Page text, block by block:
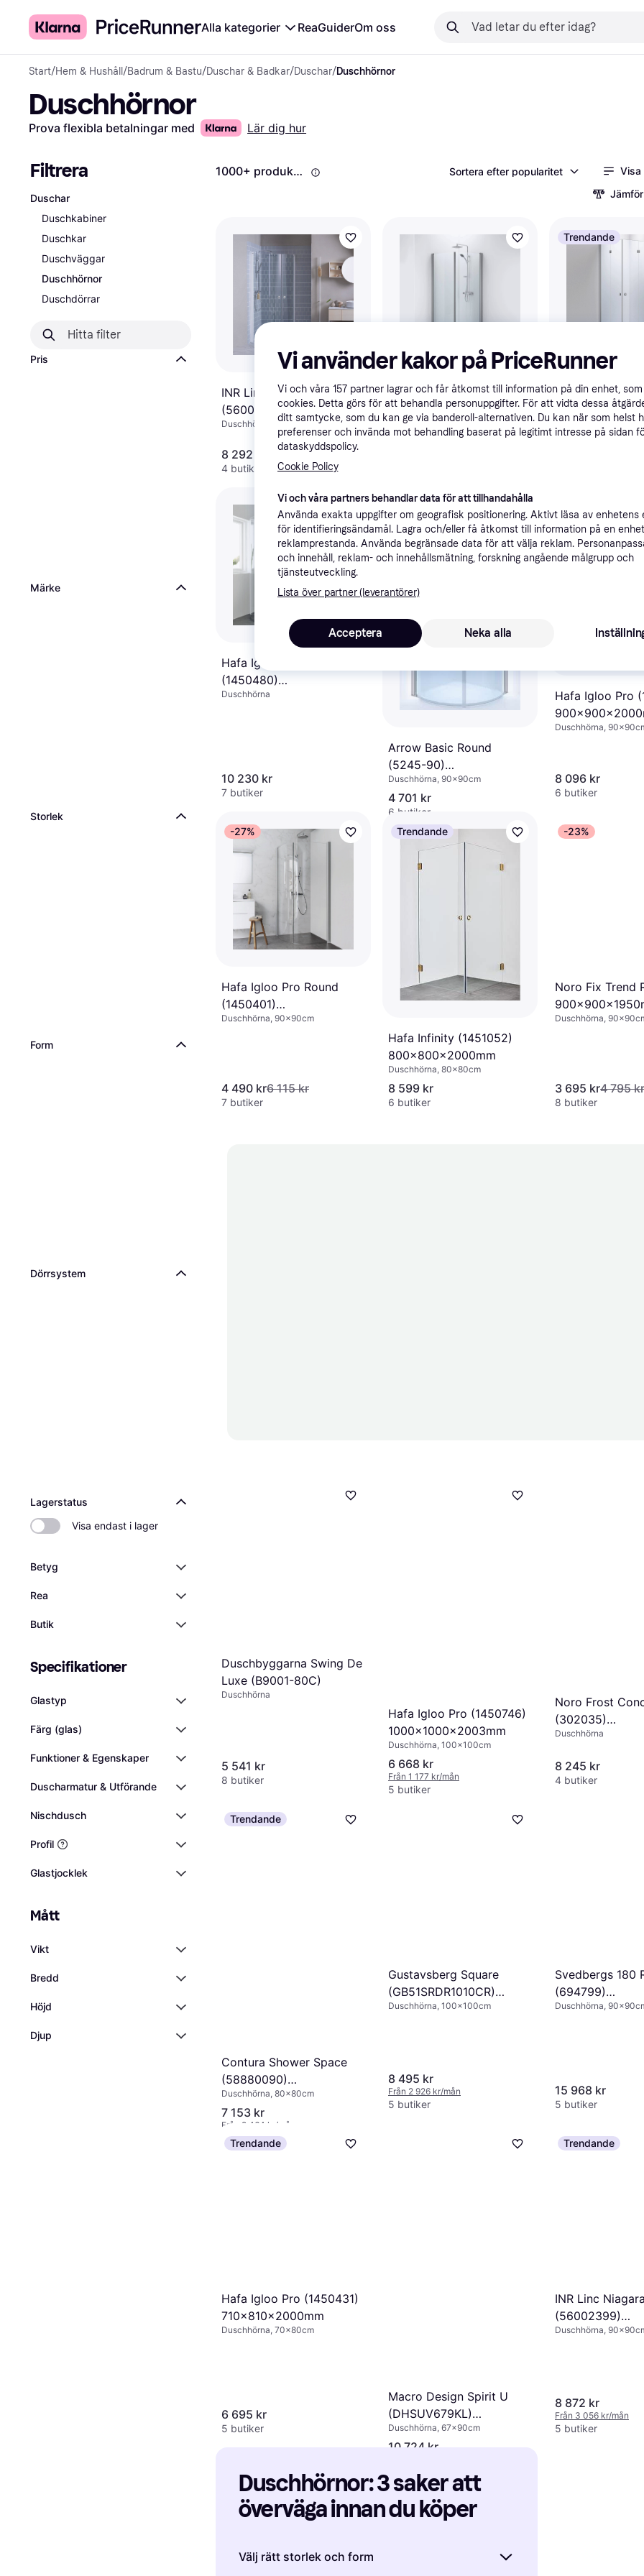
Alla kategorier ReaGuiderOm oss
Start/Hem & Hushåll /Badrum & Bastu/Duschar & Badkar/Duschar/Duschhörnor
Duschhörnor
Prova flexibla betalningar med Lär dig hur
Filtrera
Duschar
Duschkabiner
Duschkar
Duschväggar
Duschhörnor
Duschdörrar
Pris
Märke
Storlek
Form
Dörrsystem
Lagerstatus
Visa endast i lager
Betyg
Rea
Butik
Specifikationer
Glastyp
Färg (glas)
Funktioner & Egenskaper
Duscharmatur & Utförande
Nischdusch
Profil
Glastjocklek
Mått
Vikt
Bredd
Höjd
Djup
1000+ produkter Sortera efter popularitet
Visa
INR Linc Niagara
(56002388)
800x800x2000mm
Duschhörna, 80x80cm
8 292 kr
4 butiker
Ifö Space (058990090)
900x900x2000mm
Duschhörna, 90x90cm
Trendande
INR Linc Angel
(512102989)
Duschhörna,
Hafa Igloo Pro U
(1450480)
950x800x2000mm
Duschhörna
10 230 kr
7 butiker
Arrow Basic Round
(5245-90)
900x900x1900mm
Duschhörna, 90x90cm
4 701 kr
6 butiker
Hafa Igloo Pro
Duschhörna,
8 096 kr
6 butiker
-27%
Hafa Igloo Pro Round
(1450401)
900x900x2000mm
Duschhörna, 90x90cm
4 490 kr6 115 kr
7 butiker
Trendande
Hafa Infinity (1451052)
800x800x2000mm
Duschhörna, 80x80cm
8 599 kr
6 butiker
-23%
Noro Fix Trend
Duschhörna,
3 695 kr4 795 kr
8 butiker
Duschbyggarna Swing De
Luxe (B9001-80C)
Duschhörna
5 541 kr
8 butiker
Hafa Igloo Pro (1450746)
1000x1000x2003mm
Duschhörna, 100x100cm
6 668 kr
Från 1 177 kr/mån
5 butiker
Noro Frost
(302035)
Duschhörna
8 245 kr
4 butiker
Trendande
Contura Shower Space
(58880090)
800x800x2000mm
Duschhörna, 80x80cm
7 153 kr
Från 2 464 kr/mån
5 butiker
Gustavsberg Square
(GB51SRDR1010CR)
990x990x2000mm
Duschhörna, 100x100cm
8 495 kr
Från 2 926 kr/mån
5 butiker
Svedbergs 180
(694799)
Duschhörna,
15 968 kr
5 butiker
Trendande
Hafa Igloo Pro (1450431)
710x810x2000mm
Duschhörna, 70x80cm
6 695 kr
5 butiker
Macro Design Spirit U
(DHSUV679KL)
670x900x1970mm
Duschhörna, 67x90cm
10 724 kr
Trendande
INR Linc Niagara
(56002399)
Duschhörna,
8 872 kr
Från 3 056 kr/mån
5 butiker
Duschhörnor: 3 saker att
överväga innan du köper
Välj rätt storlek och form
Vi använder kakor på PriceRunner
Vi och våra 157 partner lagrar och får åtkomst till information på din enhet,
cookies. Detta görs för att behandla personuppgifter. För att vidta dessa
ditt samtycke, som du kan ge via banderoll-alternativen. Du kan när som helst
preferenser och invända mot behandling baserat på legitimt intresse på sidan
dataskyddspolicy.
Cookie Policy
Vi och våra partners behandlar data för att tillhandahålla
Använda exakta uppgifter om geografisk positionering. Aktivt läsa av enhetens
för identifieringsändamål. Lagra och/eller få åtkomst till information på en
reklamprestanda. Använda begränsade data för att välja reklam.
och innehåll, reklam- och innehållsmätning, forskning angående målgrupp och
tjänsteutveckling.
Lista över partner (leverantörer)
Neka alla
Acceptera